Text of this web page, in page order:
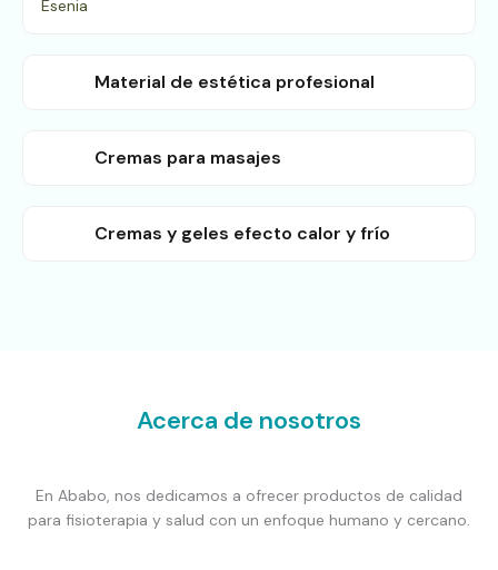
Material de estética profesional
Cremas para masajes
Cremas y geles efecto calor y frío
Acerca de nosotros
En Ababo, nos dedicamos a ofrecer productos de calidad
para fisioterapia y salud con un enfoque humano y cercano.